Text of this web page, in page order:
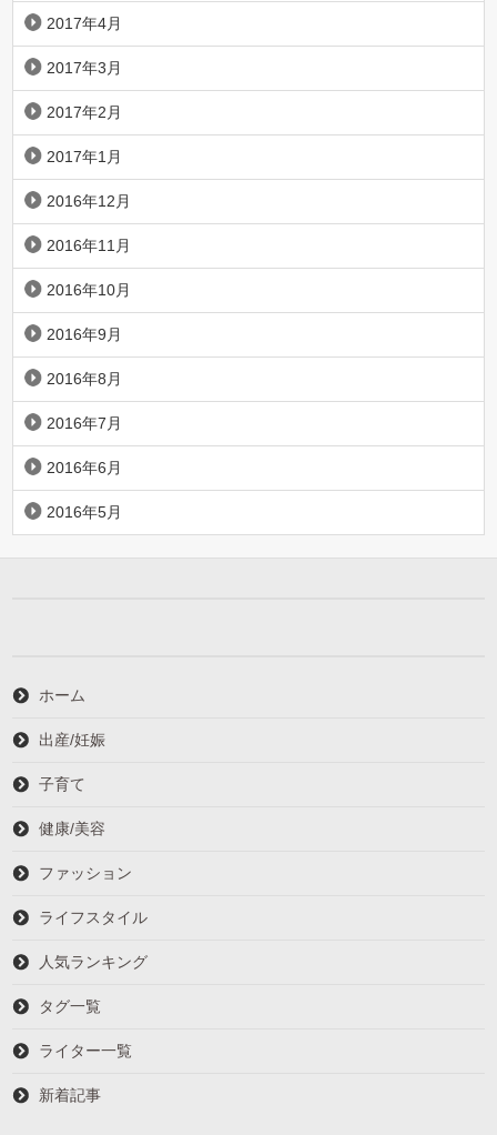
2017年4月
2017年3月
2017年2月
2017年1月
2016年12月
2016年11月
2016年10月
2016年9月
2016年8月
2016年7月
2016年6月
2016年5月
ホーム
出産/妊娠
子育て
健康/美容
ファッション
ライフスタイル
人気ランキング
タグ一覧
ライター一覧
新着記事